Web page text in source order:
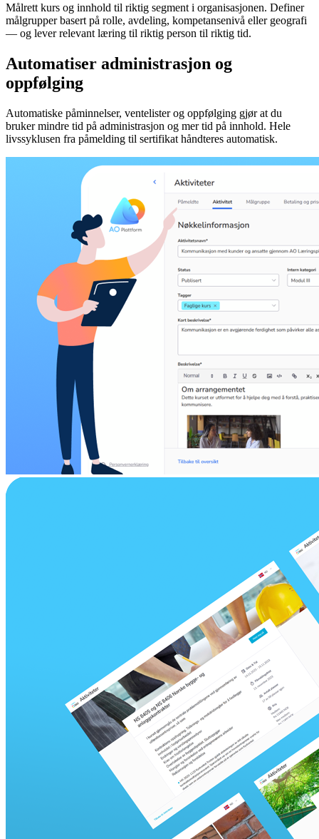
Målrett kurs og innhold til riktig segment i organisasjonen. Definer
målgrupper basert på rolle, avdeling, kompetansenivå eller geografi
— og lever relevant læring til riktig person til riktig tid.
Automatiser administrasjon og
oppfølging
Automatiske påminnelser, ventelister og oppfølging gjør at du
bruker mindre tid på administrasjon og mer tid på innhold. Hele
livssyklusen fra påmelding til sertifikat håndteres automatisk.